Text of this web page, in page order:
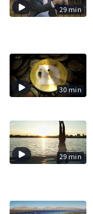
29 min
30 min
29 min